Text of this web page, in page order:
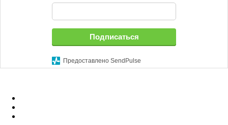
Подписаться
Предоставлено SendPulse